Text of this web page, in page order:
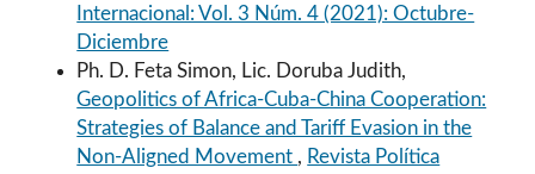
Internacional: Vol. 3 Núm. 4 (2021): Octubre-
Diciembre
Ph. D. Feta Simon, Lic. Doruba Judith,
Geopolitics of Africa-Cuba-China Cooperation:
Strategies of Balance and Tariff Evasion in the
Non-Aligned Movement , Revista Política